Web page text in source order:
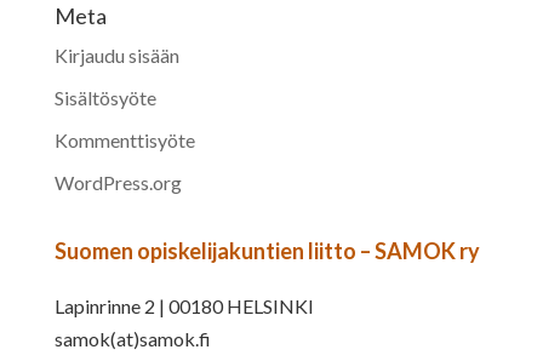
Meta
Kirjaudu sisään
Sisältösyöte
Kommenttisyöte
WordPress.org
Suomen opiskelijakuntien liitto – SAMOK ry
Lapinrinne 2 | 00180 HELSINKI
samok(at)samok.fi